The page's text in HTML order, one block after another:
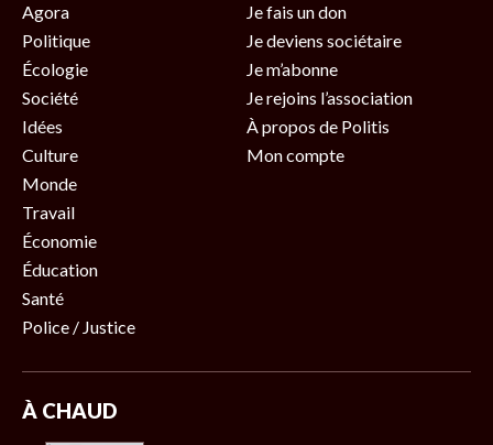
Agora
Politique
Écologie
Société
Idées
Culture
Monde
Travail
Économie
Éducation
Santé
Police / Justice
Je fais un don
Je deviens sociétaire
Je m’abonne
Je rejoins l’association
À propos de Politis
Mon compte
À CHAUD